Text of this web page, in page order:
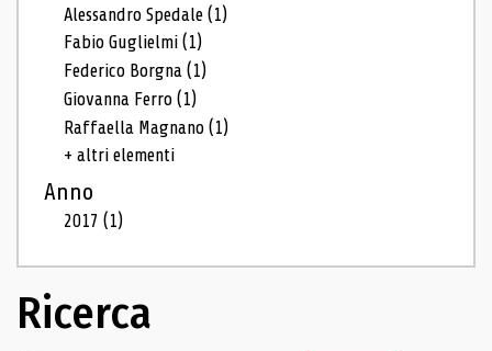
Alessandro Spedale(1)
Fabio Guglielmi(1)
Federico Borgna(1)
Giovanna Ferro(1)
Raffaella Magnano(1)
+ altri elementi
Anno
2017(1)
Ricerca